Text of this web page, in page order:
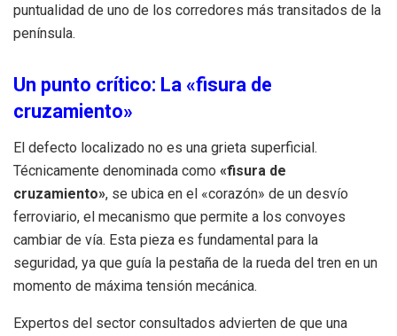
puntualidad de uno de los corredores más transitados de la
península.
Un punto crítico: La «fisura de
cruzamiento»
El defecto localizado no es una grieta superficial.
Técnicamente denominada como «fisura de
cruzamiento», se ubica en el «corazón» de un desvío
ferroviario, el mecanismo que permite a los convoyes
cambiar de vía. Esta pieza es fundamental para la
seguridad, ya que guía la pestaña de la rueda del tren en un
momento de máxima tensión mecánica.
Expertos del sector consultados advierten de que una